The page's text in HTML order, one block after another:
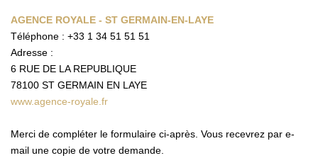
NOTRE AGENCE
Qui Sommes-Nous ?
Nos Actualités
AGENCE ROYALE - ST GERMAIN-EN-LAYE
Téléphone : +33 1 34 51 51 51
Adresse :
6 RUE DE LA REPUBLIQUE
78100 ST GERMAIN EN LAYE
www.agence-royale.fr
Merci de compléter le formulaire ci-après. Vous recevrez par e-
mail une copie de votre demande.